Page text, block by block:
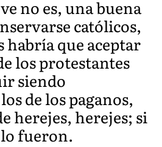
no es, una buena
católicos,
habría que aceptar
los protestantes
siendo
de los paganos,
herejes, herejes; si
lo fueron.